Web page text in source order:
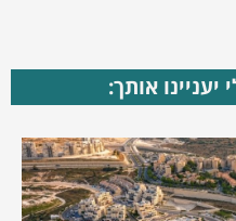
אותך: